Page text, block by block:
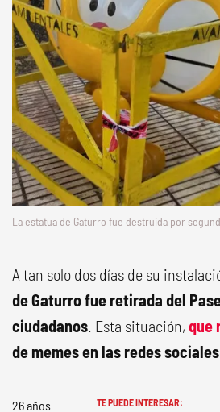
La estatua de Gaturro fue destruida por
A tan solo dos días de su
de Gaturro fue retirada del
ciudadanos. Esta situación, que
de memes en las redes sociales
TE PUEDE INTERESAR: